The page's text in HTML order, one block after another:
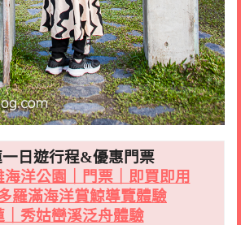
日遊行程&優惠門票
洋公園｜門票｜即買即用
羅滿海洋賞鯨導覽體驗
｜秀姑巒溪泛舟體驗